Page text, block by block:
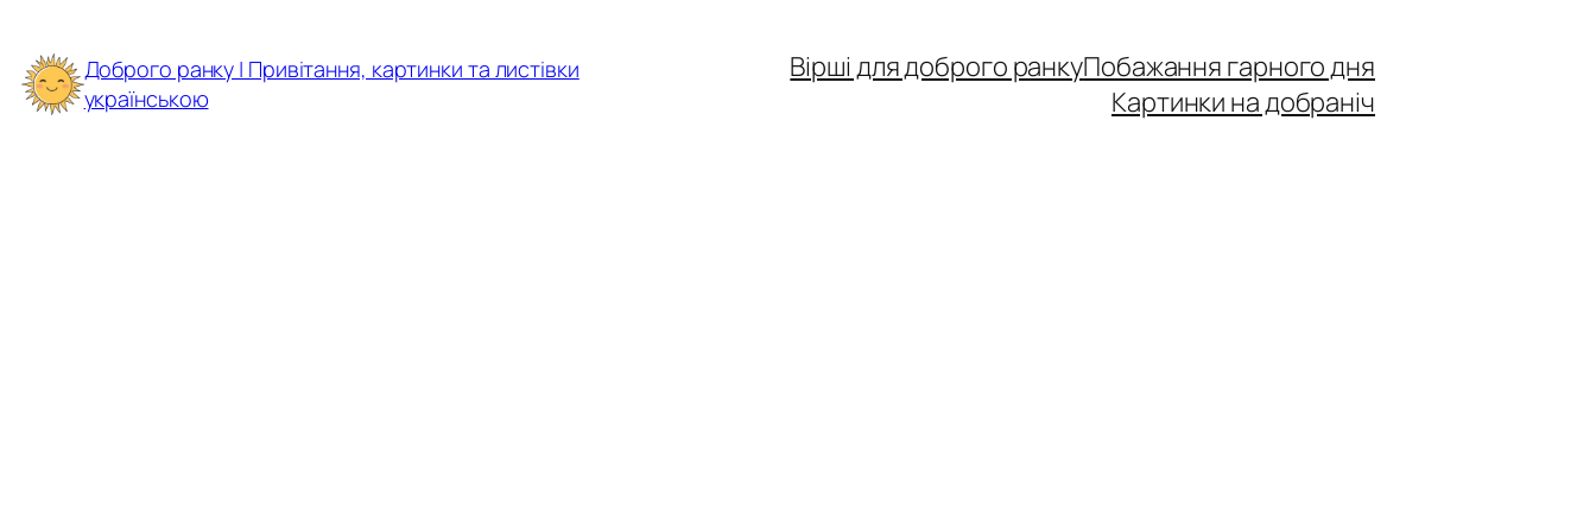
до
вмісту
Доброго ранку | Привітання, картинки та листівки
українською
Вірші для доброго ранкуПобажання гарного дня
Картинки на добраніч